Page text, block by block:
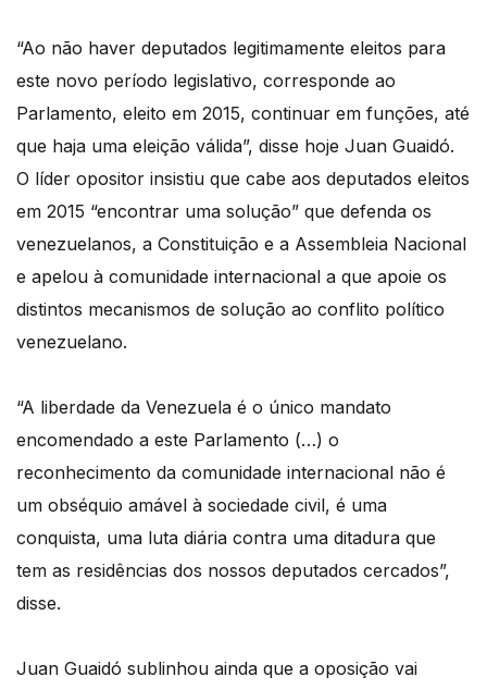
“Ao não haver deputados legitimamente eleitos para
este novo período legislativo, corresponde ao
Parlamento, eleito em 2015, continuar em funções, até
que haja uma eleição válida”, disse hoje Juan Guaidó.
O líder opositor insistiu que cabe aos deputados eleitos
em 2015 “encontrar uma solução” que defenda os
venezuelanos, a Constituição e a Assembleia Nacional
e apelou à comunidade internacional a que apoie os
distintos mecanismos de solução ao conflito político
venezuelano.
“A liberdade da Venezuela é o único mandato
encomendado a este Parlamento (…) o
reconhecimento da comunidade internacional não é
um obséquio amável à sociedade civil, é uma
conquista, uma luta diária contra uma ditadura que
tem as residências dos nossos deputados cercados”,
disse.
Juan Guaidó sublinhou ainda que a oposição vai